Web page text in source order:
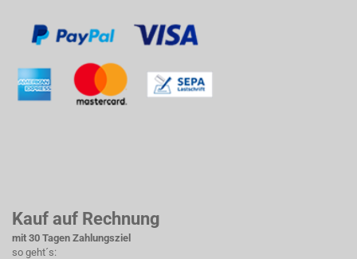
Kauf auf Rechnung
mit 30 Tagen Zahlungsziel
so geht´s: